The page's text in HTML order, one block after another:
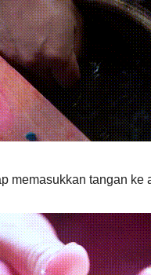
memasukkan tangan ke